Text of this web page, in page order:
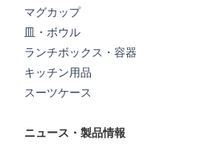
マグカップ
皿・ボウル
ランチボックス・容器
キッチン用品
スーツケース
ニュース・製品情報